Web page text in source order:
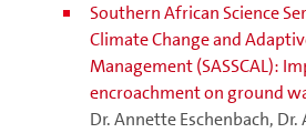
Southern African Science
Climate Change and
Management (SASSCAL):
encroachment on ground
Dr. Annette Eschenbach, Dr.